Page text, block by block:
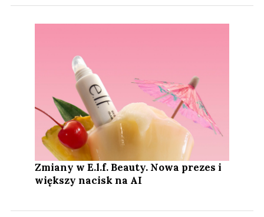
Zmiany w E.l.f. Beauty. Nowa prezes i
większy nacisk na AI